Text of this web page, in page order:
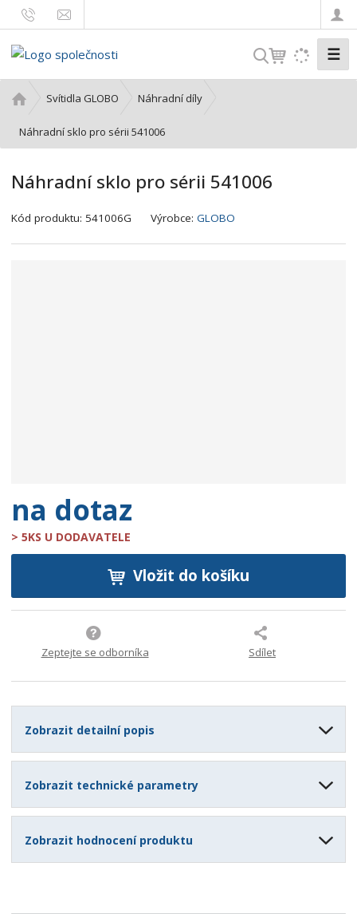
V
d
a
t
☰
o
d
í
t
Svítidla GLOBO Náhradní díly
Náhradní sklo pro sérii 541006
Náhradní sklo pro sérii 541006
Kód produktu: 541006G
K
5
2
5
Výrobce:GLOBO
na dotaz
> 5KS U DODAVATELE
Vložit do košíku
Zeptejte se odborníka Sdílet
Zobrazit detailní popis
Zobrazit technické parametry
Zobrazit hodnocení produktu